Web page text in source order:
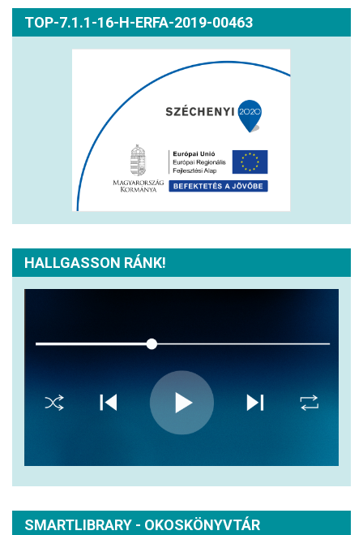
TOP-7.1.1-16-H-ERFA-2019-00463
HALLGASSON RÁNK!
SMARTLIBRARY - OKOSKÖNYVTÁR